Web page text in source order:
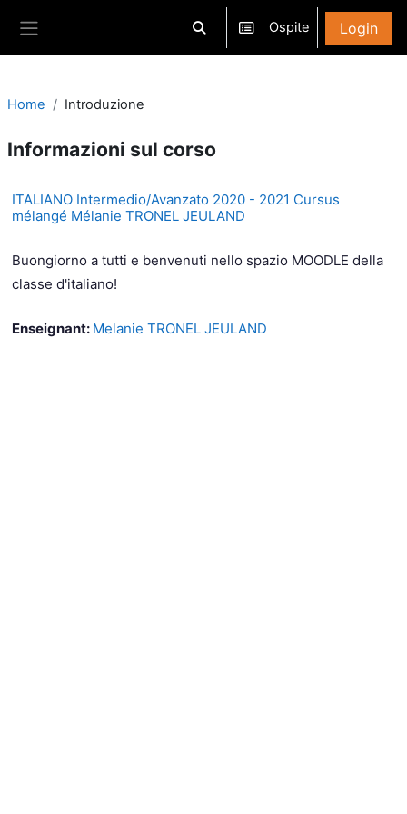
Attiva/disattiva input di ricerca
Ospite Login
Home Introduzione
Informazioni sul corso
ITALIANO Intermedio/Avanzato 2020 - 2021 Cursus
mélangé Mélanie TRONEL JEULAND
Buongiorno a tutti e benvenuti nello spazio MOODLE della
classe d'italiano!
Enseignant: Melanie TRONEL JEULAND